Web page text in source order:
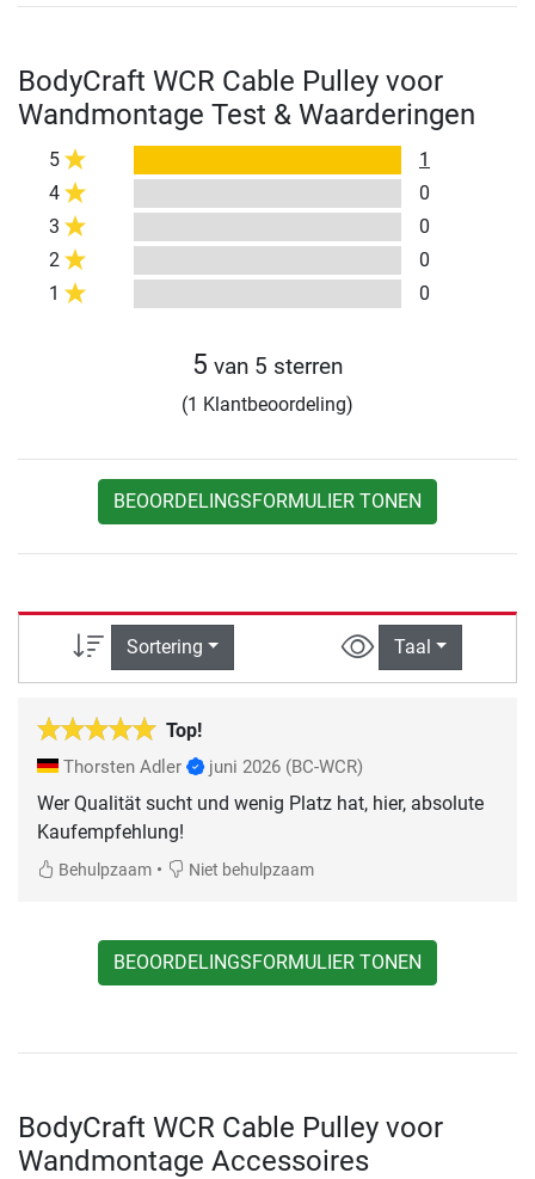
BodyCraft WCR Cable Pulley voor
Wandmontage Test & Waarderingen
5
1
4
0
3
0
2
0
1
0
5 van 5 sterren
(1 Klantbeoordeling)
BEOORDELINGSFORMULIER TONEN
Sortering Taal
Top!
Thorsten Adler juni 2026 (BC-WCR)
Wer Qualität sucht und wenig Platz hat, hier, absolute
Kaufempfehlung!
Behulpzaam • Niet behulpzaam
BEOORDELINGSFORMULIER TONEN
BodyCraft WCR Cable Pulley voor
Wandmontage Accessoires